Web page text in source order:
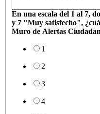
En una escala del 1 al 7,
y 7 "Muy satisfecho",
Muro de Alertas
1
2
3
4